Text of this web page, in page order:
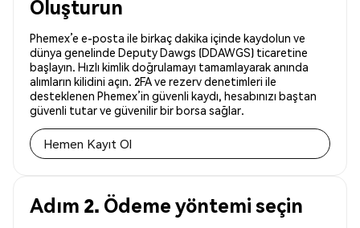
Oluşturun
Phemex’e e-posta ile birkaç dakika içinde kaydolun ve
dünya genelinde Deputy Dawgs (DDAWGS) ticaretine
başlayın. Hızlı kimlik doğrulamayı tamamlayarak anında
alımların kilidini açın. 2FA ve rezerv denetimleri ile
desteklenen Phemex’in güvenli kaydı, hesabınızı baştan
güvenli tutar ve güvenilir bir borsa sağlar.
Hemen Kayıt Ol
Adım 2. Ödeme yöntemi seçin